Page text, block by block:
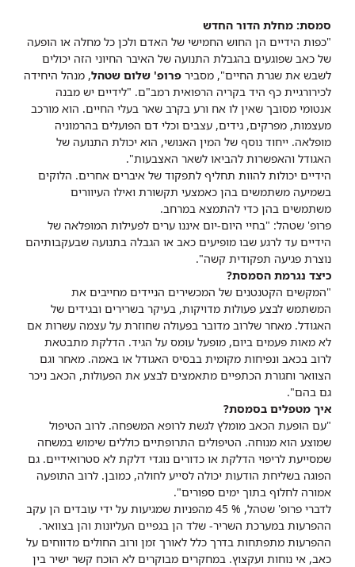
סמסת: מחלת הדור החדש
"כפות הידיים הן החוש החמישי של האדם ולכן כל מחלה או הופעה
של כאב שפוגעים בהגבלת התנועה של האיבר החיוני הזה יכולים
לשבש את שגרת החיים", מסביר פרופ' שלום שטהל, מנהל היחידה
לכירורגיית כף היד בקריה הרפואית רמב"ם. "לידיים יש מבנה
אנטומי מסובך שאין לו אח ורע בקרב שאר בעלי החיים. הוא מורכב
מעצמות, מפרקים, גידים, עצבים וכלי דם הפועלים בהרמוניה
מופלאה. ייחוד נוסף של המין האנושי, הוא יכולת התנועה של
האגודל והאפשרות להביאו לשאר האצבעות".
הידיים יכולות להוות תחליף לתפקוד של איברים אחרים. הלוקים
בשמיעה משתמשים בהן כאמצעי תקשורת ואילו העיוורים
משתמשים בהן כדי להתמצא במרחב.
פרופ' שטהל: "בחיי היום-יום איננו ערים לפעילות המופלאה של
הידיים עד לרגע שבו מופיעים כאב או הגבלה בתנועה שבעקבותיהם
נוצרת פגיעה תפקודית קשה".
כיצד נגרמת הסמסת?
"המקשים הקטנטנים של המכשירים הניידים מחייבים את
המשתמש לבצע פעולות מדויקות, בעיקר בשרירים ובגידים של
האגודל. מאחר שלרוב מדובר בפעולה שחוזרת על עצמה עשרות אם
לא מאות פעמים ביום, מופעל עומס על הגיד. הדלקת מתבטאת
לרוב בכאב ונפיחות מקומית בבסיס האגודל או באמה. מאחר וגם
הצוואר וחגורת הכתפיים מתאמצים לבצע את הפעולות, הכאב ניכר
גם בהם".
איך מטפלים בסמסת?
"עם הופעת הכאב מומלץ לגשת לרופא המשפחה. לרוב הטיפול
שמוצע הוא מנוחה. הטיפולים התרופתיים כוללים שימוש במשחה
שמסייעת לריפוי הדלקת או כדורים נוגדי דלקת לא סטרואידיים. גם
הפוגה בשליחת הודעות יכולה לסייע לחולה, כמובן. לרוב התופעה
אמורה לחלוף בתוך ימים ספורים".
לדברי פרופ' שטהל, % 45 מהפניות שמגיעות על ידי עובדים הן עקב
ההפרעות במערכת השריר- שלד הן בגפיים העליונות והן בצוואר.
ההפרעות מתפתחות בדרך כלל לאורך זמן ורוב החולים מדווחים על
כאב, אי נוחות ועקצוץ. במחקרים מבוקרים לא הוכח קשר ישיר בין